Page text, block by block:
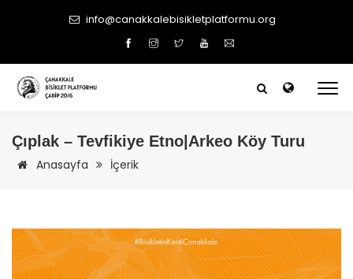
info@canakkalebisikletplatformu.org
Çıplak – Tevfikiye Etno|Arkeo Köy Turu
Anasayfa İçerik